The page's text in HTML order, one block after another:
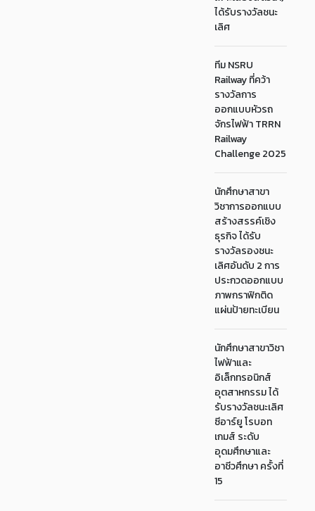
ได้รับรางวัลชนะ
เลิศ
ทีม NSRU
Railway ที่คว้า
รางวัลการ
ออกแบบหัวรถ
จักรไฟฟ้า TRRN
Railway
Challenge 2025
นักศึกษาสาขา
วิชาการออกแบบ
สร้างสรรค์เชิง
ธุรกิจ ได้รับ
รางวัลรองชนะ
เลิศอันดับ 2 การ
ประกวดออกแบบ
ภาพกราฟิกติด
แผ่นป้ายทะเบียน
นักศึกษาสาขาวิชา
ไฟฟ้าและ
อิเล็กทรอนิกส์
อุตสาหกรรม ได้
รับรางวัลชนะเลิศ
ซีอาร์ยู โรบอท
เกมส์ ระดับ
อุดมศึกษาและ
อาชีวศึกษา ครั้งที่
15